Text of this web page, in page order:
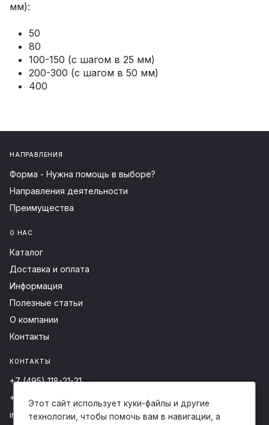
мм):
50
80
100-150 (с шагом в 25 мм)
200-300 (с шагом в 50 мм)
400
НАПРАВЛЕНИЯ
Форма - Нужна помощь в выборе?
Направления деятельности
Преимущества
О НАС
Каталог
Доставка и оплата
Информация
Полезные статьи
О компании
Контакты
КОНТАКТЫ
+7 (495) 118-21-21
+7 (925) 015-93-27
info@echsi-arm.ru
Этот сайт использует куки-файлы и другие
технологии, чтобы помочь вам в навигации, а